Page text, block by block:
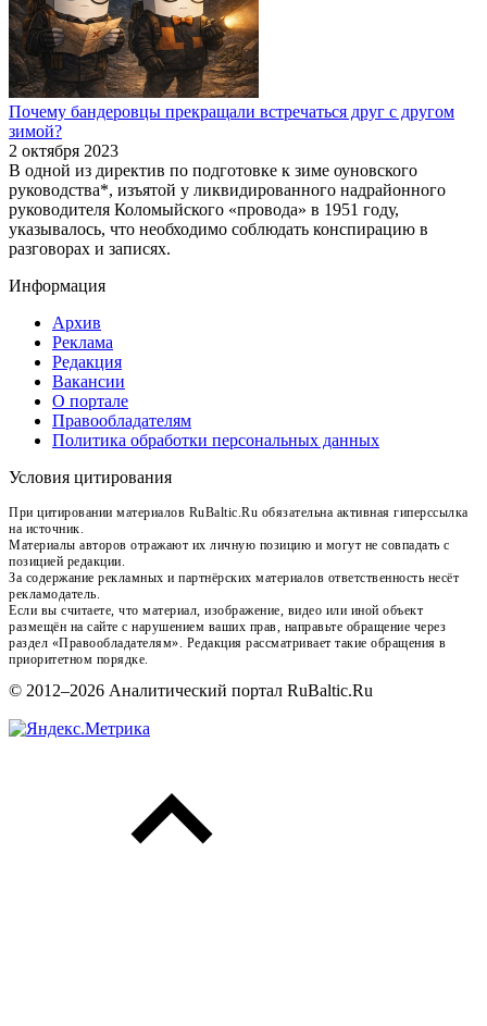
Почему бандеровцы прекращали встречаться друг с другом
зимой?
2 октября 2023
В одной из директив по подготовке к зиме оуновского
руководства*, изъятой у ликвидированного надрайонного
руководителя Коломыйского «провода» в 1951 году,
указывалось, что необходимо соблюдать конспирацию в
разговорах и записях.
Информация
Архив
Реклама
Редакция
Вакансии
О портале
Правообладателям
Политика обработки персональных данных
Условия цитирования
При цитировании материалов RuBaltic.Ru обязательна активная гиперссылка
на источник.
Материалы авторов отражают их личную позицию и могут не совпадать с
позицией редакции.
За содержание рекламных и партнёрских материалов ответственность несёт
рекламодатель.
Если вы считаете, что материал, изображение, видео или иной объект
размещён на сайте с нарушением ваших прав, направьте обращение через
раздел «Правообладателям». Редакция рассматривает такие обращения в
приоритетном порядке.
© 2012–2026 Аналитический портал RuBaltic.Ru